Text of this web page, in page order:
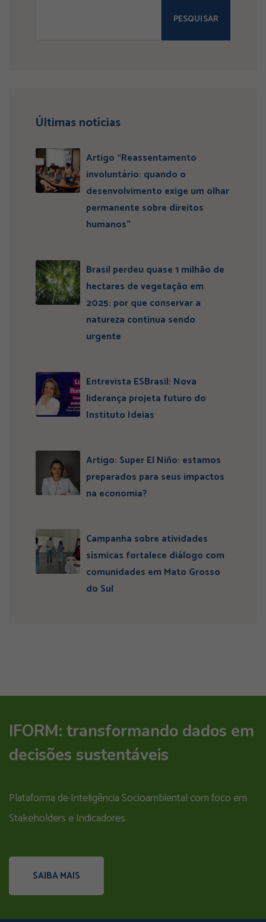
PESQUISAR
Últimas notícias
Artigo “Reassentamento
involuntário: quando o
desenvolvimento exige um olhar
permanente sobre direitos
humanos”
Brasil perdeu quase 1 milhão de
hectares de vegetação em
2025: por que conservar a
natureza continua sendo
urgente
Entrevista ESBrasil: Nova
liderança projeta futuro do
Instituto Ideias
Artigo: Super El Niño: estamos
preparados para seus impactos
na economia?
Campanha sobre atividades
sísmicas fortalece diálogo com
comunidades em Mato Grosso
do Sul
IFORM: transformando dados em
decisões sustentáveis
Plataforma de Inteligência Socioambiental com foco em
Stakeholders e Indicadores.
SAIBA MAIS